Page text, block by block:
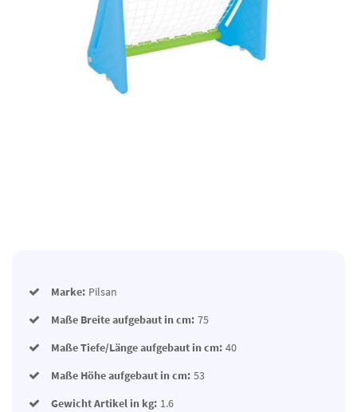
Marke: Pilsan
Maße Breite aufgebaut in cm: 75
Maße Tiefe/Länge aufgebaut in cm: 40
Maße Höhe aufgebaut in cm: 53
Gewicht Artikel in kg: 1.6